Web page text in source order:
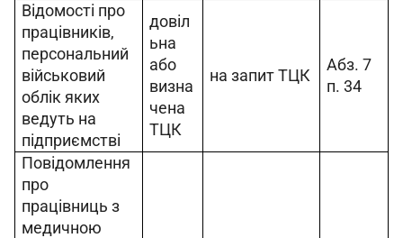
Відомості про
працівників,
персональний
військовий
облік яких
ведуть на
підприємстві
довіл
ьна
або
визна
чена
ТЦК
на запит ТЦК
Абз. 7
п. 34
Повідомлення
про
працівниць з
медичною